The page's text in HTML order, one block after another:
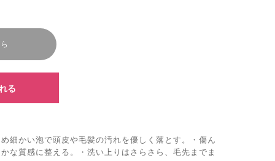
る
細かい泡で頭皮や毛髪の汚れを優しく落とす。・傷ん
な質感に整える。・洗い上りはさらさら、毛先までま